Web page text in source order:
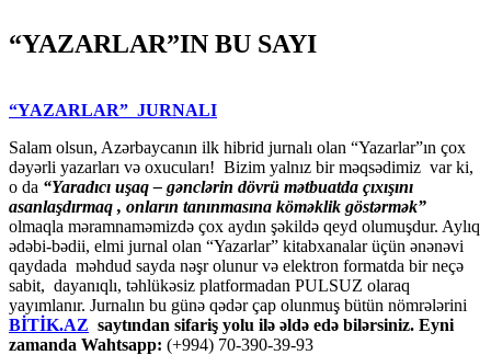
“YAZARLAR”IN BU SAYI
“YAZARLAR” JURNALI
Salam olsun, Azərbaycanın ilk hibrid jurnalı olan “Yazarlar”ın çox
dəyərli yazarları və oxucuları! Bizim yalnız bir məqsədimiz var ki,
o da “Yaradıcı uşaq – gәnclәrin dövrü mәtbuatda çıxışını
asanlaşdırmaq , onların tanınmasına kömәklik göstәrmәk”
olmaqla məramnaməmizdə çox aydın şəkildə qeyd olumuşdur. Aylıq
ədəbi-bədii, elmi jurnal olan “Yazarlar” kitabxanalar üçün ənənəvi
qaydada məhdud sayda nəşr olunur və elektron formatda bir neçə
sabit, dayanıqlı, təhlükəsiz platformadan PULSUZ olaraq
yayımlanır. Jurnalın bu günə qədər çap olunmuş bütün nömrələrini
BİTİK.AZ saytından sifariş yolu ilə əldə edə bilərsiniz. Eyni
zamanda Wahtsapp: (+994) 70-390-39-93